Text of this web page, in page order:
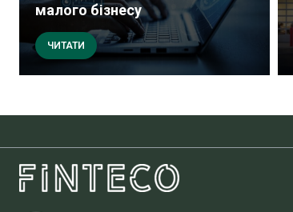
малого бізнесу
ЧИТАТИ